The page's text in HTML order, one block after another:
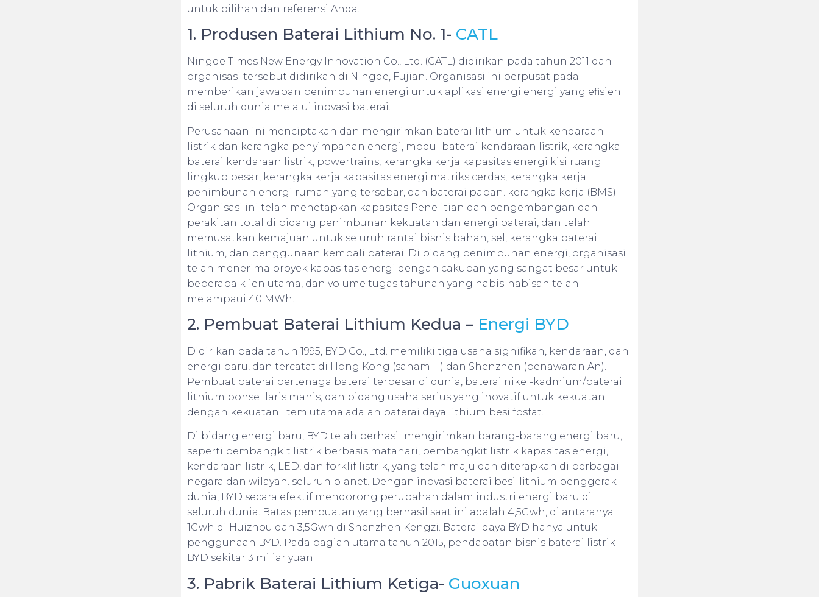
untuk pilihan dan referensi Anda.
1. Produsen Baterai Lithium No. 1- CATL
Ningde Times New Energy Innovation Co., Ltd. (CATL) didirikan pada tahun 2011 dan
organisasi tersebut didirikan di Ningde, Fujian. Organisasi ini berpusat pada
memberikan jawaban penimbunan energi untuk aplikasi energi energi yang efisien
di seluruh dunia melalui inovasi baterai.
Perusahaan ini menciptakan dan mengirimkan baterai lithium untuk kendaraan
listrik dan kerangka penyimpanan energi, modul baterai kendaraan listrik, kerangka
baterai kendaraan listrik, powertrains, kerangka kerja kapasitas energi kisi ruang
lingkup besar, kerangka kerja kapasitas energi matriks cerdas, kerangka kerja
penimbunan energi rumah yang tersebar, dan baterai papan. kerangka kerja (BMS).
Organisasi ini telah menetapkan kapasitas Penelitian dan pengembangan dan
perakitan total di bidang penimbunan kekuatan dan energi baterai, dan telah
memusatkan kemajuan untuk seluruh rantai bisnis bahan, sel, kerangka baterai
lithium, dan penggunaan kembali baterai. Di bidang penimbunan energi, organisasi
telah menerima proyek kapasitas energi dengan cakupan yang sangat besar untuk
beberapa klien utama, dan volume tugas tahunan yang habis-habisan telah
melampaui 40 MWh.
2. Pembuat Baterai Lithium Kedua – Energi BYD
Didirikan pada tahun 1995, BYD Co., Ltd. memiliki tiga usaha signifikan, kendaraan, dan
energi baru, dan tercatat di Hong Kong (saham H) dan Shenzhen (penawaran An).
Pembuat baterai bertenaga baterai terbesar di dunia, baterai nikel-kadmium/baterai
lithium ponsel laris manis, dan bidang usaha serius yang inovatif untuk kekuatan
dengan kekuatan. Item utama adalah baterai daya lithium besi fosfat.
Di bidang energi baru, BYD telah berhasil mengirimkan barang-barang energi baru,
seperti pembangkit listrik berbasis matahari, pembangkit listrik kapasitas energi,
kendaraan listrik, LED, dan forklif listrik, yang telah maju dan diterapkan di berbagai
negara dan wilayah. seluruh planet. Dengan inovasi baterai besi-lithium penggerak
dunia, BYD secara efektif mendorong perubahan dalam industri energi baru di
seluruh dunia. Batas pembuatan yang berhasil saat ini adalah 4,5Gwh, di antaranya
1Gwh di Huizhou dan 3,5Gwh di Shenzhen Kengzi. Baterai daya BYD hanya untuk
penggunaan BYD. Pada bagian utama tahun 2015, pendapatan bisnis baterai listrik
BYD sekitar 3 miliar yuan.
3. Pabrik Baterai Lithium Ketiga- Guoxuan